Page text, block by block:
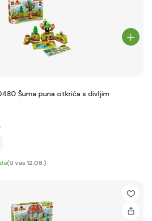
Šuma puna otkrića s divljim
(U vas 12.08.)